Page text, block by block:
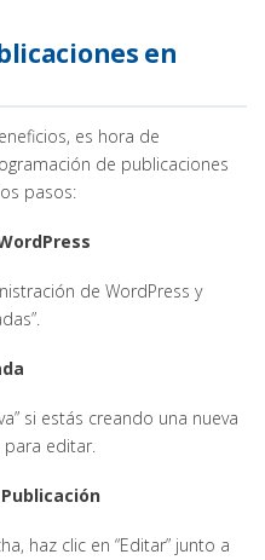
en
es hora de
de publicaciones
pasos:
de WordPress y
si estás creando una nueva
editar.
haz clic en “Editar” junto a